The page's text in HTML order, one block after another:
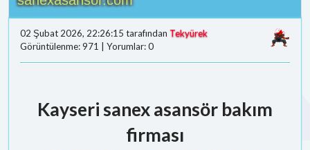
02 Şubat 2026, 22:26:15 tarafından Tekyürek
Görüntülenme: 971 | Yorumlar: 0
Kayseri sanex asansör bakım
firması